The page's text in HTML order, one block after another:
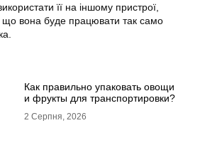
її на іншому пристрої,
що вона буде працювати так само
Как правильно упаковать овощи
и фрукты для транспортировки?
2 Серпня, 2026